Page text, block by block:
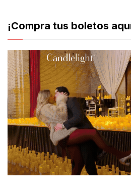
¡Compra tus boletos